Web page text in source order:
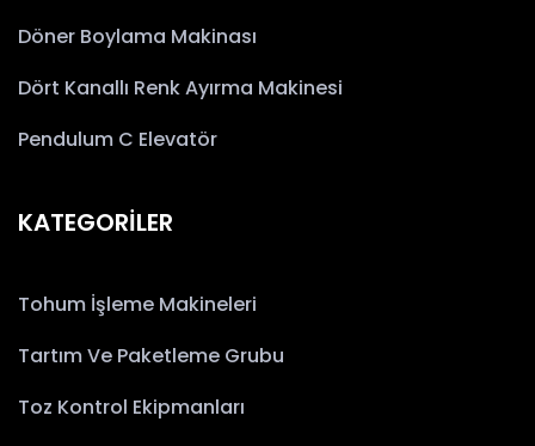
Döner Boylama Makinası
Dört Kanallı Renk Ayırma Makinesi
Pendulum C Elevatör
KATEGORİLER
Tohum İşleme Makineleri
Tartım Ve Paketleme Grubu
Toz Kontrol Ekipmanları